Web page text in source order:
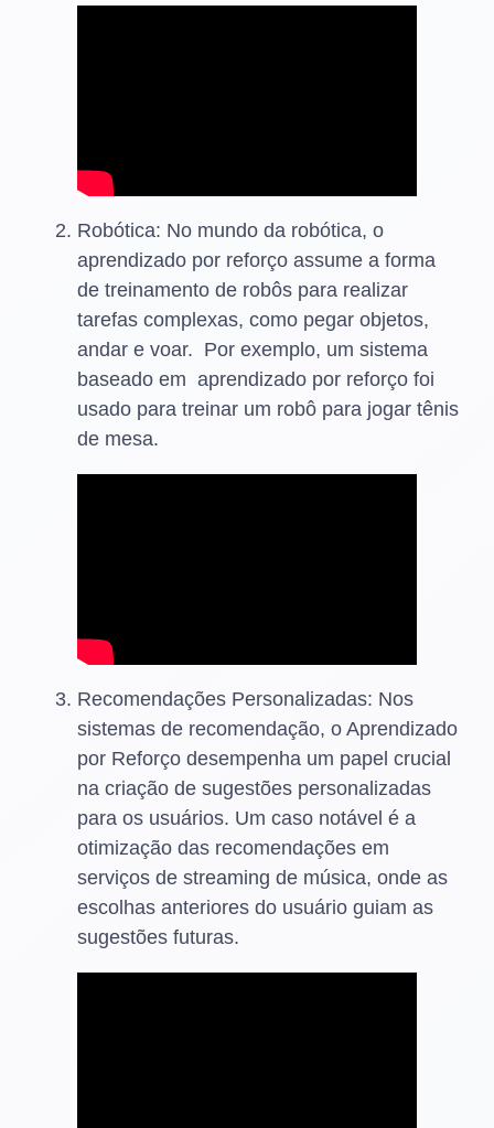
Robótica: No mundo da robótica, o
aprendizado por reforço assume a forma
de treinamento de robôs para realizar
tarefas complexas, como pegar objetos,
andar e voar. Por exemplo, um sistema
baseado em aprendizado por reforço foi
usado para treinar um robô para jogar tênis
de mesa.
Recomendações Personalizadas: Nos
sistemas de recomendação, o Aprendizado
por Reforço desempenha um papel crucial
na criação de sugestões personalizadas
para os usuários. Um caso notável é a
otimização das recomendações em
serviços de streaming de música, onde as
escolhas anteriores do usuário guiam as
sugestões futuras.